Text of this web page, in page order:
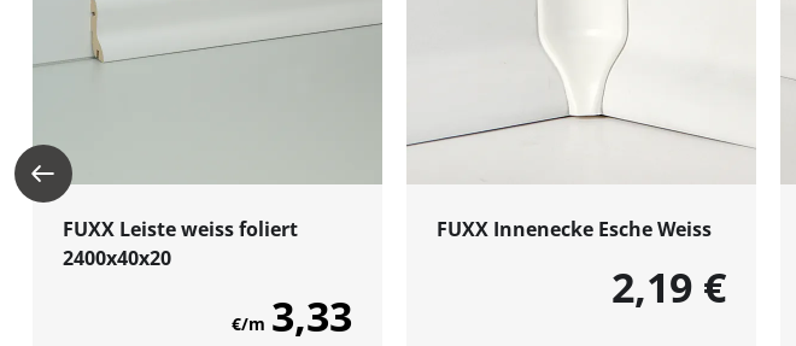
FUXX Leiste weiss foliert
2400x40x20
€/m 3,33
FUXX Innenecke Esche Weiss
2,19 €